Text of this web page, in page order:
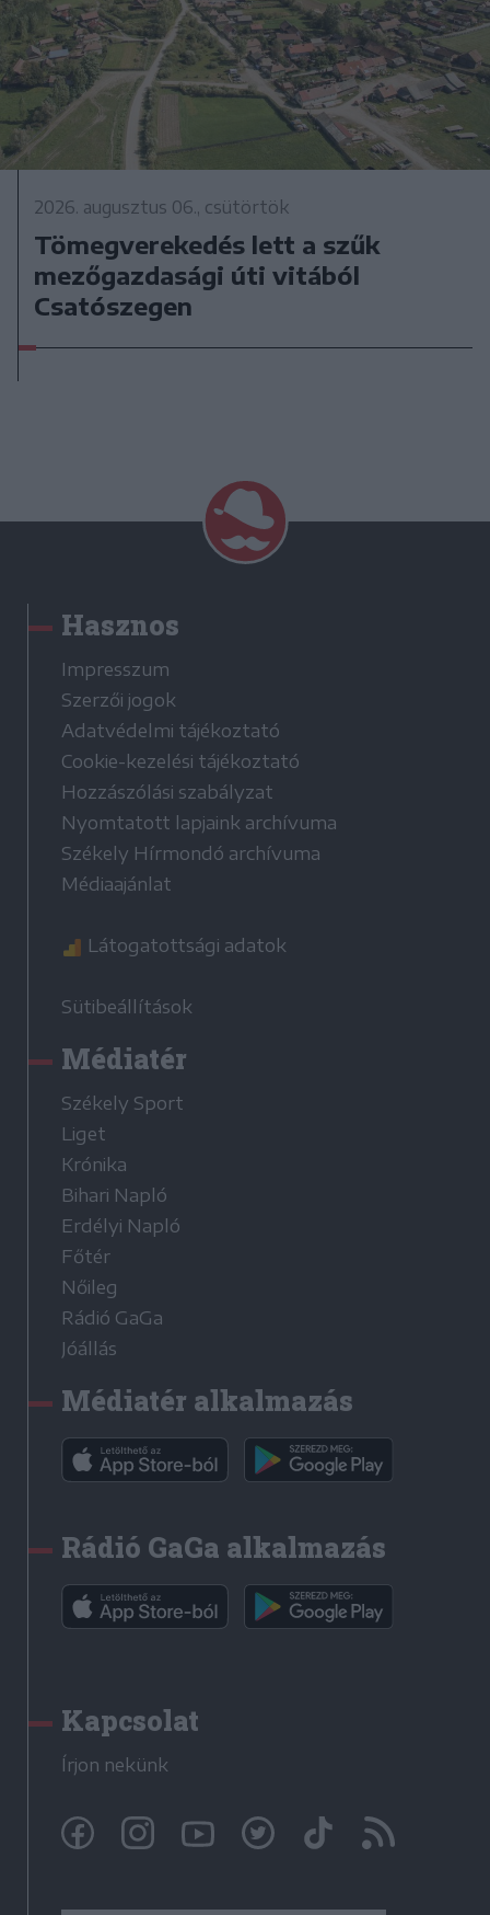
2026. augusztus 06., csütörtök
Tömegverekedés lett a szűk
mezőgazdasági úti vitából
Csatószegen
Hasznos
Impresszum
Szerzői jogok
Adatvédelmi tájékoztató
Cookie-kezelési tájékoztató
Hozzászólási szabályzat
Nyomtatott lapjaink archívuma
Székely Hírmondó archívuma
Médiaajánlat
Látogatottsági adatok
Sütibeállítások
Médiatér
Székely Sport
Liget
Krónika
Bihari Napló
Erdélyi Napló
Főtér
Nőileg
Rádió GaGa
Jóállás
Médiatér alkalmazás
Rádió GaGa alkalmazás
Kapcsolat
Írjon nekünk